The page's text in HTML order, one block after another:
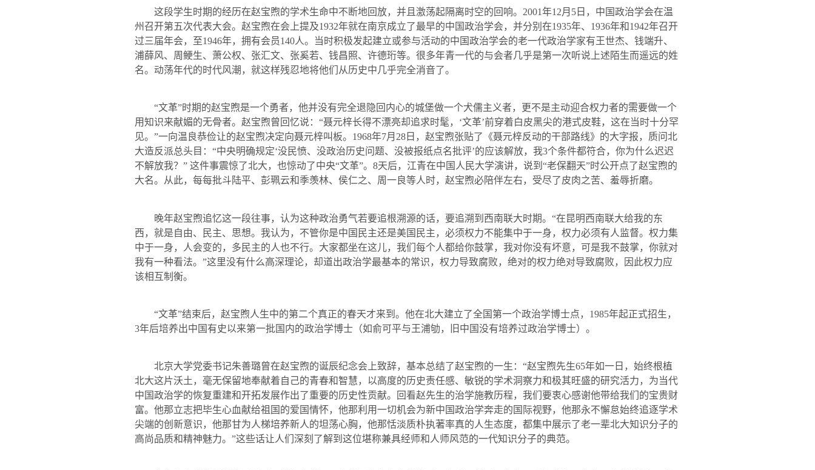
这段学生时期的经历在赵宝煦的学术生命中不断地回放，并且激荡起隔离时空的回响。 2001年12月 5 日 ，中国政治学会在温
州召开第五次代表大会。赵宝煦在会上提及1932年就在南京成立了最早的中国政治学会，并分别在1935年、 1936年和1942年召开
过三届年会，至1946年，拥有会员140人。当时积极发起建立或参与活动的中国政治学会的老一代政治学家有王世杰、钱端升、
浦薛风、周鲠生、萧公权、张汇文、张奚若、钱昌照、许德珩等。很多年青一代的与会者几乎是第一次听说上述陌生而遥远的姓
名。动荡年代的时代风潮，就这样残忍地将他们从历史中几乎完全消音了。
“文革”时期的赵宝煦是一个勇者，他并没有完全退隐回内心的城堡做一个犬儒主义者，更不是主动迎合权力者的需要做一个
用知识来献媚的无骨者。赵宝煦曾回忆说：“聂元梓长得不漂亮却追求时髦，‘文革’前穿着白皮黑尖的港式皮鞋，这在当时十分罕
见。”一向温良恭俭让的赵宝煦决定向聂元梓叫板。 1968年7月 28 日 ，赵宝煦张贴了《聂元梓反动的干部路线》的大字报，质问北
大造反派总头目：“中央明确规定‘没民愤、没政治历史问题、没被报纸点名批评’的应该解放，我3个条件都符合，你为什么迟迟
不解放我？” 这件事震惊了北大，也惊动了中央“文革”。 8天后，江青在中国人民大学演讲，说到“老保翻天”时公开点了赵宝煦的
大名。从此，每每批斗陆平、彭珮云和季羡林、侯仁之、周一良等人时，赵宝煦必陪伴左右，受尽了皮肉之苦、羞辱折磨。
晚年赵宝煦追忆这一段往事，认为这种政治勇气若要追根溯源的话，要追溯到西南联大时期。“在昆明西南联大给我的东
西，就是自由、民主、思想。我认为，不管你是中国民主还是美国民主，必须权力不能集中于一身，权力必须有人监督。权力集
中于一身，人会变的，多民主的人也不行。大家都坐在这儿，我们每个人都给你鼓掌，我对你没有坏意，可是我不鼓掌，你就对
我有一种看法。”这里没有什么高深理论，却道出政治学最基本的常识，权力导致腐败，绝对的权力绝对导致腐败，因此权力应
该相互制衡。
“文革”结束后，赵宝煦人生中的第二个真正的春天才来到。他在北大建立了全国第一个政治学博士点， 1985年起正式招生，
3年后培养出中国有史以来第一批国内的政治学博士（如俞可平与王浦劬，旧中国没有培养过政治学博士）。
北京大学党委书记朱善璐曾在赵宝煦的诞辰纪念会上致辞，基本总结了赵宝煦的一生：“赵宝煦先生65年如一日，始终根植
北大这片沃土，毫无保留地奉献着自己的青春和智慧，以高度的历史责任感、敏锐的学术洞察力和极其旺盛的研究活力，为当代
中国政治学的恢复重建和开拓发展作出了重要的历史性贡献。回看赵先生的治学施教历程，我们要衷心感谢他带给我们的宝贵财
富。他那立志把毕生心血献给祖国的爱国情怀，他那利用一切机会为新中国政治学奔走的国际视野，他那永不懈怠始终追逐学术
尖端的创新意识，他那甘为人梯培养新人的坦荡心胸，他那恬淡质朴执著率真的人生态度，都集中展示了老一辈北大知识分子的
高尚品质和精神魅力。”这些话让人们深刻了解到这位堪称兼具经师和人师风范的一代知识分子的典范。